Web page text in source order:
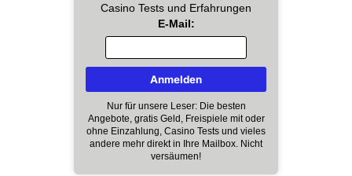
Casino Tests und Erfahrungen
E-Mail:
Nur für unsere Leser: Die besten
Angebote, gratis Geld, Freispiele mit oder
ohne Einzahlung, Casino Tests und vieles
andere mehr direkt in Ihre Mailbox. Nicht
versäumen!